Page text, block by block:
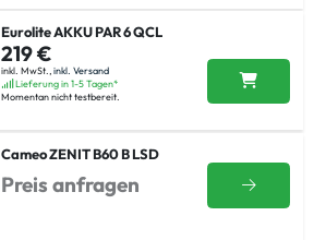
Eurolite AKKU PAR 6 QCL
219 €
inkl. MwSt.,inkl. Versand
Lieferung in 1-5 Tagen*
Momentan nicht testbereit.
Cameo ZENIT B60 B LSD
Preis anfragen